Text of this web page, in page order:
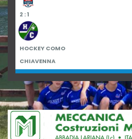
2 : 1
HOCKEY COMO
CHIAVENNA